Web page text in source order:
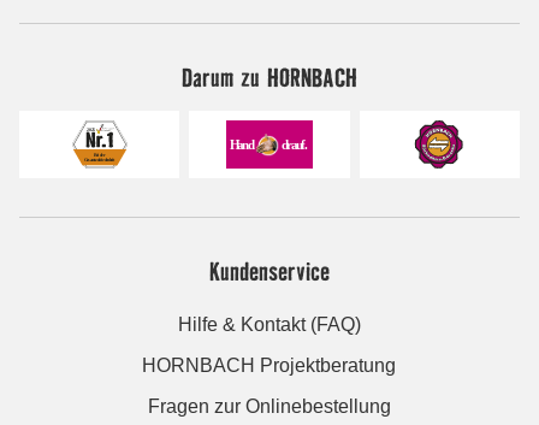
Darum zu HORNBACH
Kundenservice
Hilfe & Kontakt (FAQ)
HORNBACH Projektberatung
Fragen zur Onlinebestellung